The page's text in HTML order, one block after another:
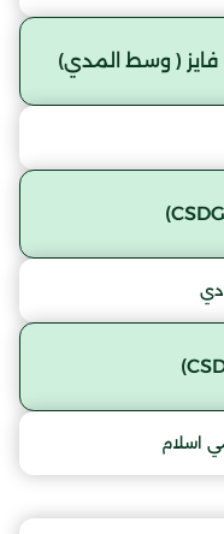
( وسط المدي)
اسلام